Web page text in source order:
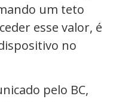
um teto
esse valor, é
no
pelo BC,